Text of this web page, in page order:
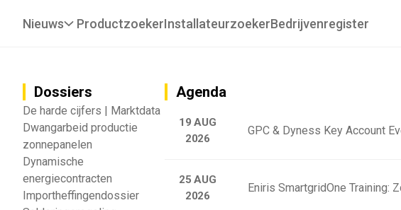
Nieuws ProductzoekerInstallateurzoekerBedrijvenregister
Dossiers
De harde cijfers | Marktdata
Dwangarbeid productie
zonnepanelen
Dynamische
energiecontracten
Importheffingendossier
Agenda
19 AUG
2026
GPC & Dyness Key Account
25 AUG
2026
Eniris SmartgridOne Training: